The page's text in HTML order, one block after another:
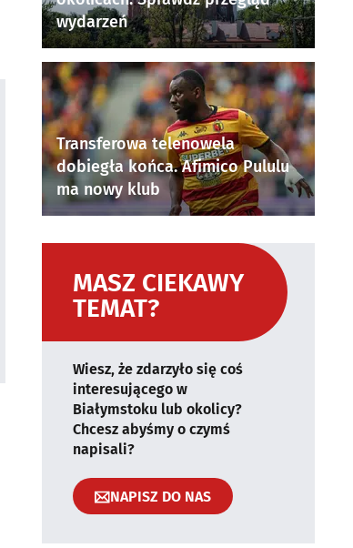
wydarzeń
Transferowa telenowela
dobiegła końca. Afimico Pululu
ma nowy klub
MASZ CIEKAWY
TEMAT?
Wiesz, że zdarzyło się coś
interesującego w
Białymstoku lub okolicy?
Chcesz abyśmy o czymś
napisali?
NAPISZ DO NAS